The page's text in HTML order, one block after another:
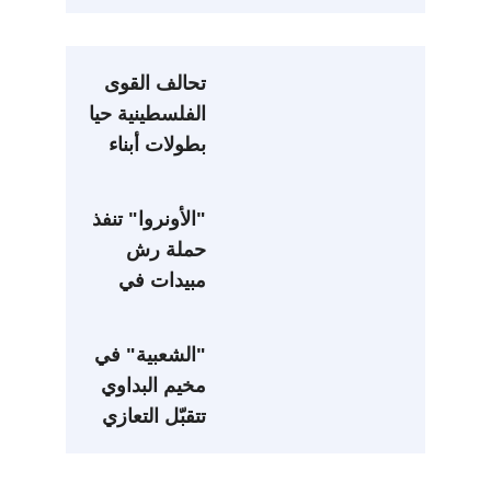
تحالف القوى
الفلسطينية حيا
بطولات أبناء
ودعا وكالة
الأونروا لتعزيز
خدماتها
"الأونروا" تنفذ
حملة رش
مبيدات في
"الشعبية" في
مخيم البداوي
تتقبّل التعازي